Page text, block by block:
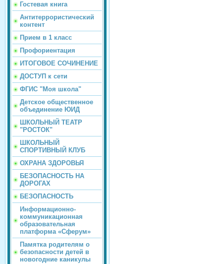
Гостевая книга
Антитеррористический
контент
Прием в 1 класс
Профориентация
ИТОГОВОЕ СОЧИНЕНИЕ
ДОСТУП к сети
ФГИС "Моя школа"
Детское общественное
объединение ЮИД
ШКОЛЬНЫЙ ТЕАТР
"РОСТОК"
ШКОЛЬНЫЙ
СПОРТИВНЫЙ КЛУБ
ОХРАНА ЗДОРОВЬЯ
БЕЗОПАСНОСТЬ НА
ДОРОГАХ
БЕЗОПАСНОСТЬ
Информационно-
коммуникационная
образовательная
платформа «Сферум»
Памятка родителям о
безопасности детей в
новогодние каникулы